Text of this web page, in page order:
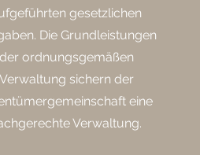
gesetzlichen
Die Grundleistungen
der ordnungsgemäßen
Verwaltung sichern der
eine
Verwaltung.